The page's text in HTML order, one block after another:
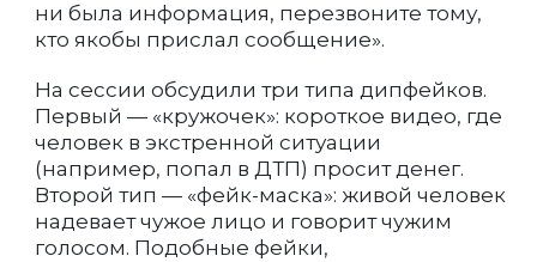
ни была информация, перезвоните тому,
кто якобы прислал сообщение».
На сессии обсудили три типа дипфейков.
Первый — «кружочек»: короткое видео, где
человек в экстренной ситуации
(например, попал в ДТП) просит денег.
Второй тип — «фейк-маска»: живой человек
надевает чужое лицо и говорит чужим
голосом. Подобные фейки,